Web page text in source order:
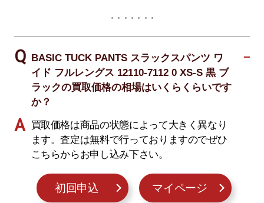
BASIC TUCK PANTS スラックスパンツ ワ
イド フルレングス 12110-7112 0 XS-S 黒 ブ
ラックの買取価格の相場はいくらくらいです
か？
買取価格は商品の状態によって大きく異なり
ます。査定は無料で行っておりますのでぜひ
こちらからお申し込み下さい。
初回申込 マイページ